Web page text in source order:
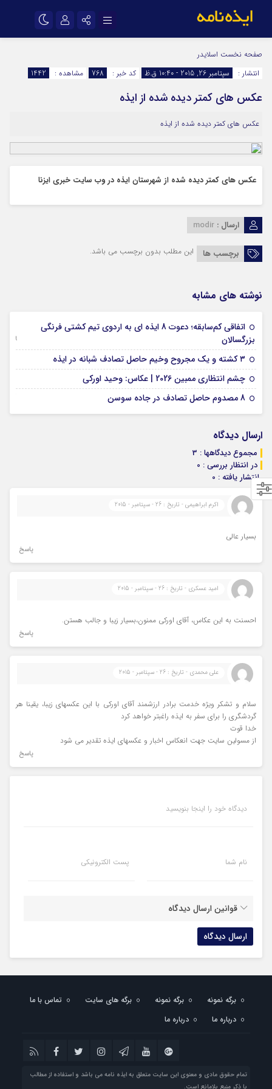
اینستاگرام
سروش
ایتا
آپارات
رمز عبور
مرا به خاطر بسپار
صفحه نخست اسلایدر
انتشار :
سپتامبر 26, 2015 - 10:40 ق.ظ کد خبر : 768 مشاهده : 1442
عکس های کمتر دیده شده از ایذه
عکس های کمتر دیده شده از ایذه
عکس های کمتر دیده شده از شهرستان ایذه در وب سایت خبری ایزنا
ارسال : modir
برچسب ها این مطلب بدون برچسب می باشد.
نوشته های مشابه
اتفاقی کم‌سابقه؛ دعوت 8 ایذه ای به اردوی تیم کشتی فرنگی
بزرگسالان
09 جولای 2026
۳ کشته و یک مجروح وخیم حاصل تصادف شبانه در ایذه
چشم انتظاری ممبین 2026 | عکاس: وحید اورکی
8 مصدوم حاصل تصادف در جاده سوسن
ارسال دیدگاه
مجموع دیدگاهها : 3
در انتظار بررسی : 0
انتشار یافته : 0
اکرم ابراهیمی - تاریخ : 26 - سپتامبر - 2015
بسیار عالی
پاسخ
امید عسکری - تاریخ : 26 - سپتامبر - 2015
احسنت به این عکاس، آقای اورکی ممنون،بسیار زیبا و جالب هستن.
پاسخ
علی محمدی - تاریخ : 26 - سپتامبر - 2015
سلام و تشکر ویژه خدمت برادر ارزشمند آقای اورکی با این عکسهای زیبا، یقینا هر
گردشگری را برای سفر به ایذه راغبتر خواهد کرد
خدا قوت
از مسولین سایت جهت انعکاس اخبار و عکسهای ایذه تقدیر می شود
پاسخ
دیدگاه خود را اینجا بنویسید
نام شما پست الکترونیکی
قوانین ارسال دیدگاه
برگه نمونه برگه نمونه برگه های سایت
تماس با ما
درباره ما
درباره ما
تمام حقوق مادی و معنوی این سایت متعلق به ایذه نامه می باشد و استفاده از مطالب
با ذکر منبع بلامانع است.